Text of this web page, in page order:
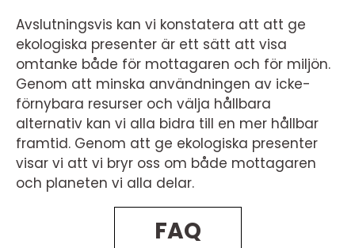
Avslutningsvis kan vi konstatera att att ge
ekologiska presenter är ett sätt att visa
omtanke både för mottagaren och för miljön.
Genom att minska användningen av icke-
förnybara resurser och välja hållbara
alternativ kan vi alla bidra till en mer hållbar
framtid. Genom att ge ekologiska presenter
visar vi att vi bryr oss om både mottagaren
och planeten vi alla delar.
FAQ